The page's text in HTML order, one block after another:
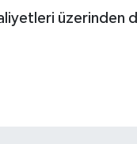
üzerinden